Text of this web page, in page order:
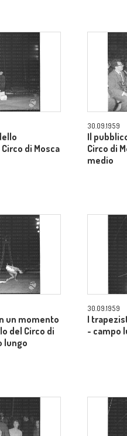
di Mosca
30.09.1959
Il
Circo di
medio
un momento
del Circo di
lungo
30.09.1959
I
- campo